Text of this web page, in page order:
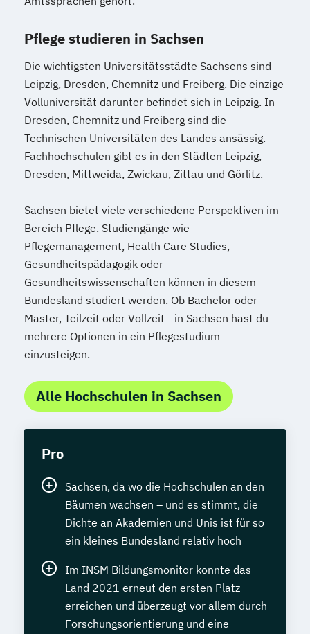
Pflege studieren in Sachsen
Die wichtigsten Universitätsstädte Sachsens sind
Leipzig, Dresden, Chemnitz und Freiberg. Die einzige
Volluniversität darunter befindet sich in Leipzig. In
Dresden, Chemnitz und Freiberg sind die
Technischen Universitäten des Landes ansässig.
Fachhochschulen gibt es in den Städten Leipzig,
Dresden, Mittweida, Zwickau, Zittau und Görlitz.
Sachsen bietet viele verschiedene Perspektiven im
Bereich Pflege. Studiengänge wie
Pflegemanagement, Health Care Studies,
Gesundheitspädagogik oder
Gesundheitswissenschaften können in diesem
Bundesland studiert werden. Ob Bachelor oder
Master, Teilzeit oder Vollzeit - in Sachsen hast du
mehrere Optionen in ein Pflegestudium
einzusteigen.
Alle Hochschulen in Sachsen
Pro
Sachsen, da wo die Hochschulen an den
Bäumen wachsen – und es stimmt, die
Dichte an Akademien und Unis ist für so
ein kleines Bundesland relativ hoch
Im INSM Bildungsmonitor konnte das
Land 2021 erneut den ersten Platz
erreichen und überzeugt vor allem durch
Forschungsorientierung und eine